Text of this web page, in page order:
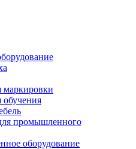
маркировки
обучения
промышленного
оборудование